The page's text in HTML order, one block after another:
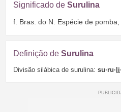
Significado de Surulina
f. Bras. do N. Espécie de
Definição de Surulina
Divisão silábica de surulina: su·ru·li